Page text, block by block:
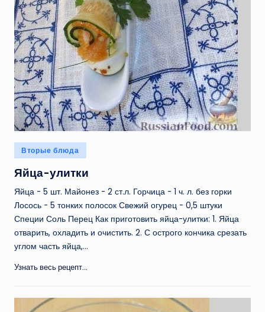
Опубликовано
в
Вторые блюда
Яйца-улитки
Яйца - 5 шт. Майонез - 2 ст.л. Горчица - 1 ч. л. без горки
Лосось - 5 тонких полосок Свежий огурец - 0,5 штуки
Специи Соль Перец Как приготовить яйца-улитки: 1. Яйца
отварить, охладить и очистить. 2. С острого кончика срезать
углом часть яйца,…
Узнать весь рецепт...